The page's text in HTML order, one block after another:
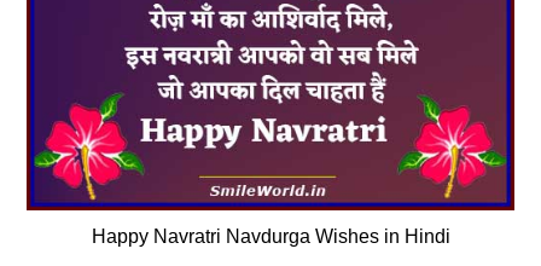
Happy Navratri Navdurga Wishes in Hindi